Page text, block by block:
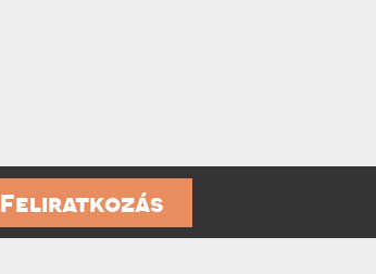
Feliratkozás